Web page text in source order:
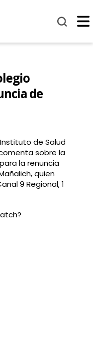
de
de Salud
sobre la
la renuncia
quien
9 Regional, 1